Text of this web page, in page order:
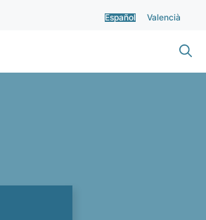
Español Valencià